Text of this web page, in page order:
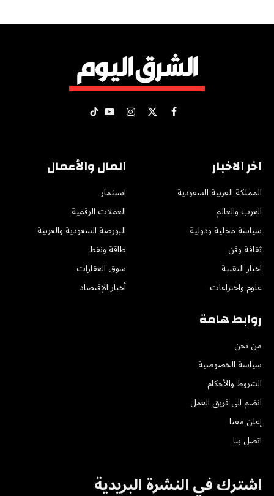
فيسبوك
X الانستغراميوتيوبتيكتوك
اخر الاخبار
المملكة العربية السعودية
العرب والعالم
سياسة محلية ودولية
ثقافة وفن
اخبار التقنية
علوم واختراعات
المال والأعمال
استثمار
العملات الرقمية
البورصة السعودية والعربية
طاقة ونفط
سوق العقارات
أخبار الإقتصاد
روابط هامة
من نحن
سياسة الخصوصية
الشروط والأحكام
انضم الى فريق العمل
إعلن معنا
اتصل بنا
اشترك في النشرة البريدية